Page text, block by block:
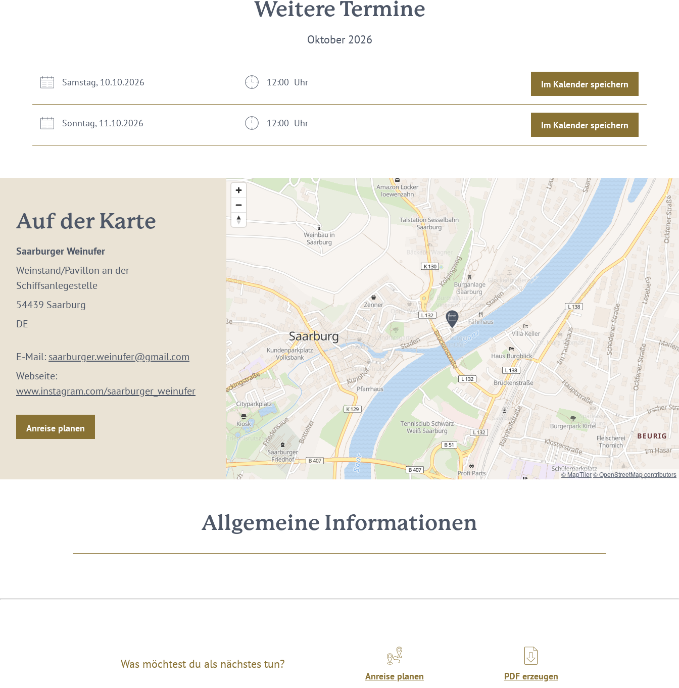
Weitere Termine
Oktober 2026
Samstag, 10.10.2026 12:00 Uhr Im Kalender speichern
Sonntag, 11.10.2026 12:00 Uhr Im Kalender speichern
Auf der Karte
Saarburger Weinufer
Weinstand/Pavillon an der
Schiffsanlegestelle
54439 Saarburg
DE
E-Mail: saarburger.weinufer@gmail.com
Webseite:
www.instagram.com/saarburger_weinufer
Anreise planen
© MapTiler© OpenStreetMap contributors
Allgemeine Informationen
Was möchtest du als nächstes tun?
Anreise planen PDF erzeugen